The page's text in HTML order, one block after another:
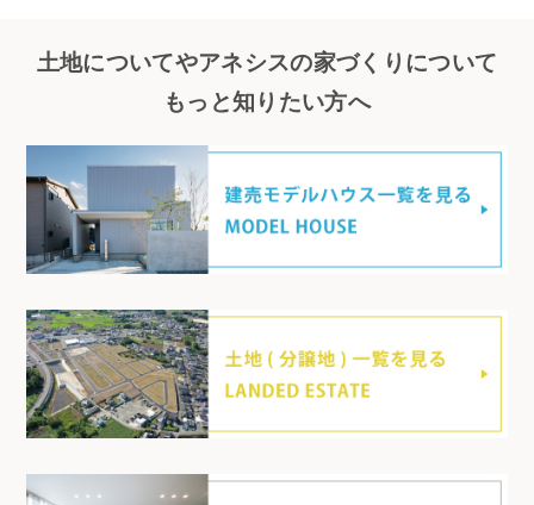
土地についてやアネシスの家づくりについて
もっと知りたい方へ